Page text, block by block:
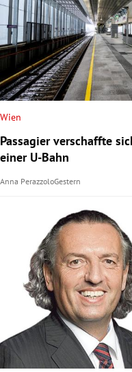
Untermenü
Wien
Passagier verschaffte
einer U-Bahn
Anna PerazzoloGestern